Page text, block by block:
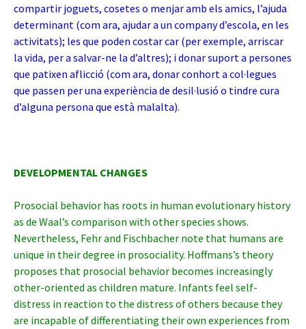
compartir joguets, cosetes o menjar amb els amics, l’ajuda
determinant (com ara, ajudar a un company d’escola, en les
activitats); les que poden costar car (per exemple, arriscar
la vida, per a salvar-ne la d’altres); i donar suport a persones
que patixen aflicció (com ara, donar conhort a col·legues
que passen per una experiència de desil·lusió o tindre cura
d’alguna persona que està malalta).
DEVELOPMENTAL CHANGES
Prosocial behavior has roots in human evolutionary history
as de Waal’s comparison with other species shows.
Nevertheless, Fehr and Fischbacher note that humans are
unique in their degree in prosociality. Hoffmans’s theory
proposes that prosocial behavior becomes increasingly
other-oriented as children mature. Infants feel self-
distress in reaction to the distress of others because they
are incapable of differentiating their own experiences from